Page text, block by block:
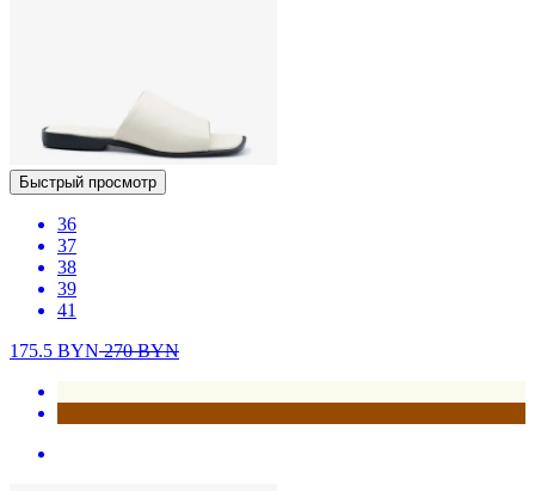
Быстрый просмотр
36
37
38
39
41
175.5 BYN270BYN